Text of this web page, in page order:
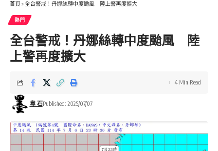
首頁 » 全台警戒！丹娜絲轉中度颱風 陸上警再度擴大
熱門
全台警戒！丹娜絲轉中度颱風 陸
上警再度擴大
韋 石Published: 2025/07/07
4 Min Read